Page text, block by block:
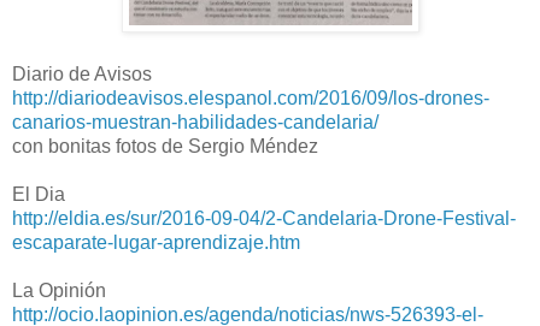
Diario de Avisos
http://diariodeavisos.elespanol.com/2016/09/los-drones-
canarios-muestran-habilidades-candelaria/
con bonitas fotos de Sergio Méndez
El Dia
http://eldia.es/sur/2016-09-04/2-Candelaria-Drone-Festival-
escaparate-lugar-aprendizaje.htm
La Opinión
http://ocio.laopinion.es/agenda/noticias/nws-526393-el-